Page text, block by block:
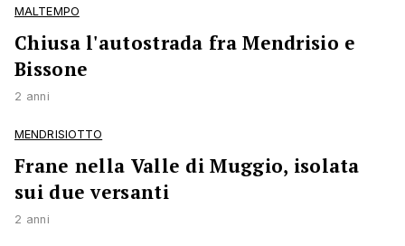
MALTEMPO
Chiusa l'autostrada fra Mendrisio e
Bissone
2 anni
MENDRISIOTTO
Frane nella Valle di Muggio, isolata
sui due versanti
2 anni